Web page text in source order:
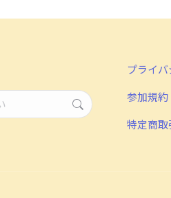
プライ
参加規約
特定商